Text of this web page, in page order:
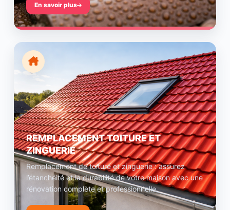
En savoir plus
REMPLACEMENT TOITURE ET
ZINGUERIE
Remplacement de toiture et zinguerie : assurez
l’étanchéité et la durabilité de votre maison avec une
rénovation complète et professionnelle.